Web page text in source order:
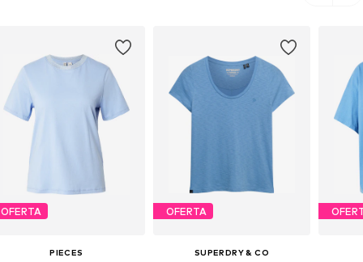
OFERTA
PIECES
OFERTA
SUPERDRY & CO